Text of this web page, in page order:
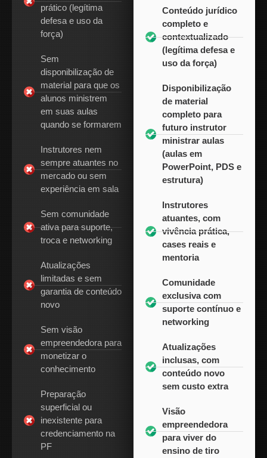
prático (legítima
defesa e uso da
força)
Sem
disponibilização de
material para que os
alunos ministrem
em suas aulas
quando se formarem
Instrutores nem
sempre atuantes no
mercado ou sem
experiência em sala
Sem comunidade
ativa para suporte,
troca e networking
Atualizações
limitadas e sem
garantia de conteúdo
novo
Sem visão
empreendedora para
monetizar o
conhecimento
Preparação
superficial ou
inexistente para
credenciamento na
PF
Conteúdo jurídico
completo e
contextualizado
(legítima defesa e
uso da força)
Disponibilização
de material
completo para
futuro instrutor
ministrar aulas
(aulas em
PowerPoint, PDS e
estrutura)
Instrutores
atuantes, com
vivência prática,
cases reais e
mentoria
Comunidade
exclusiva com
suporte contínuo e
networking
Atualizações
inclusas, com
conteúdo novo
sem custo extra
Visão
empreendedora
para viver do
ensino de tiro